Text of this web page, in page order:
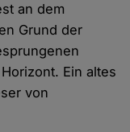
an dem
Grund der
Ein altes
von